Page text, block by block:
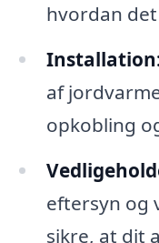
hvordan
af
opkobling
eftersyn og
sikre, at dit